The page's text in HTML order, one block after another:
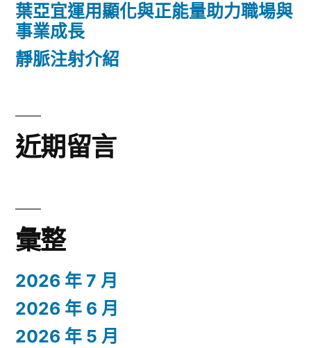
葉亞宜運用顯化與正能量助力職場與
事業成長
靜脈注射介紹
近期留言
彙整
2026 年 7 月
2026 年 6 月
2026 年 5 月